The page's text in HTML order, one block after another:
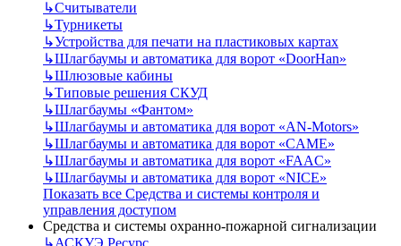
↳Считыватели
↳Турникеты
↳Устройства для печати на пластиковых картах
↳Шлагбаумы и автоматика для ворот «DoorHan»
↳Шлюзовые кабины
↳Типовые решения СКУД
↳Шлагбаумы «Фантом»
↳Шлагбаумы и автоматика для ворот «AN-Motors»
↳Шлагбаумы и автоматика для ворот «CAME»
↳Шлагбаумы и автоматика для ворот «FAAC»
↳Шлагбаумы и автоматика для ворот «NICE»
Показать все Средства и системы контроля и
управления доступом
Средства и системы охранно-пожарной сигнализации
↳АСКУЭ Ресурс